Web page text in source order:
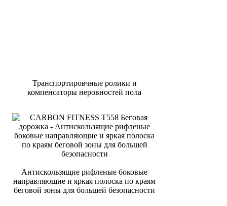
Транспортировчные ролики и
компенсаторы неровностей пола
Антискользящие рифленые боковые
направляющие и яркая полоска по краям
беговой зоны для большей безопасности